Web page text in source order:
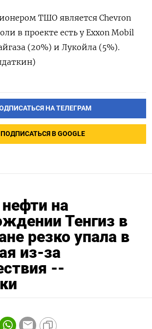
ТШО является Chevron
в проекте ‌есть у Exxon ​Mobil
(20%) и ‌Лукойла (5%).
НА ТЕЛЕГРАМ
ПОДПИСАТЬСЯ В GOOGLE
на
Тенгиз в
резко упала в
из-за
--